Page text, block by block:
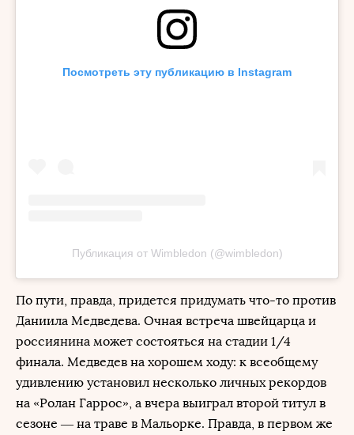
Посмотреть эту публикацию в Instagram
Публикация от Wimbledon (@wimbledon)
По пути, правда, придется придумать что-то против
Даниила Медведева. Очная встреча швейцарца и
россиянина может состояться на стадии 1/4
финала. Медведев на хорошем ходу: к всеобщему
удивлению установил несколько личных рекордов
на «Ролан Гаррос», а вчера выиграл второй титул в
сезоне — на траве в Мальорке. Правда, в первом же